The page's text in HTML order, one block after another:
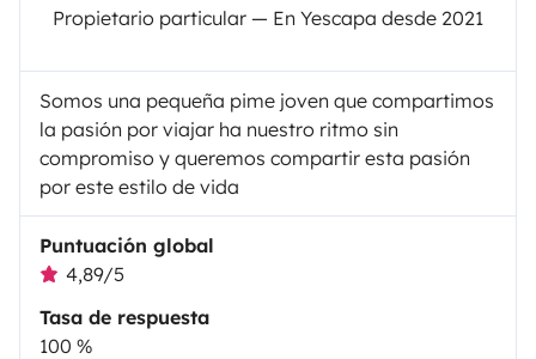
Propietario particular — En Yescapa desde 2021
Somos una pequeña pime joven que compartimos
la pasión por viajar ha nuestro ritmo sin
compromiso y queremos compartir esta pasión
por este estilo de vida
Puntuación global
4,89/5
Tasa de respuesta
100 %